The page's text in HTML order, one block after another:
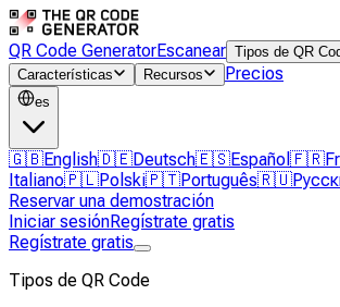
QR Code GeneratorEscanear Tipos de QR
Características
Recursos Precios
es
🇬🇧English🇩🇪Deutsch🇪🇸Español 🇫🇷
Italiano🇵🇱Polski🇵🇹Português🇷🇺
Reservar una demostración
Iniciar sesiónRegístrate gratis
Regístrate gratis
Tipos de QR Code